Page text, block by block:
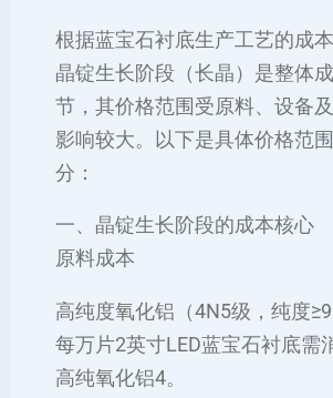
根据蓝宝石衬底生产工艺的成
晶锭生长阶段（长晶）是整体
节‌，其价格范围受原料、设备
影响较大。以下是具体价格范
分：
一、晶锭生长阶段的成本核心
‌原料成本‌
高纯度氧化铝（4N5级，纯度
每万片2英寸LED蓝宝石衬底需
高纯氧化铝‌4。